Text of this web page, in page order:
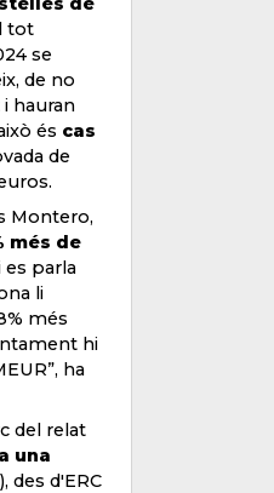
tot
se
de no
hauran
és cas
de
Montero,
més de
es parla
li
més
hi
ha
del relat
una
des d'ERC